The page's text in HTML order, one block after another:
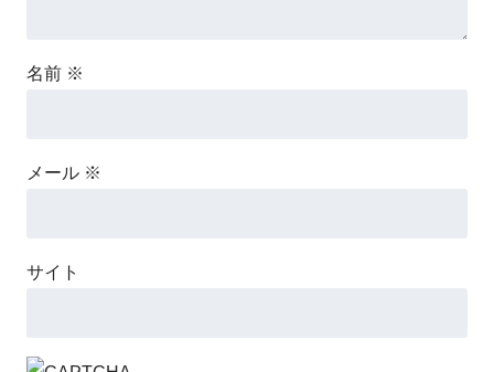
名前 ※
メール ※
サイト